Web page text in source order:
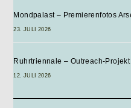
Mondpalast – Premierenfotos
23. JULI 2026
Ruhrtriennale – Outreach-Projekt
12. JULI 2026